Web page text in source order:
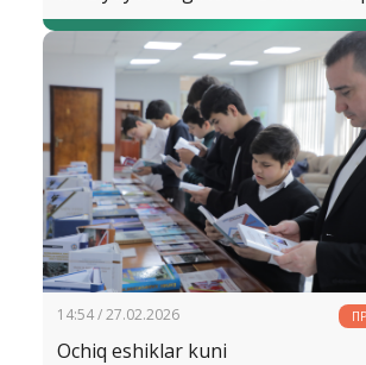
bag‘ishlangan tantanali
14:54 / 27.02.2026
Ochiq eshiklar kuni